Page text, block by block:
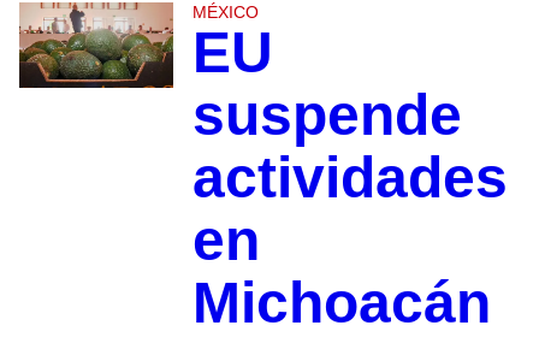
MÉXICO
EU
suspende
actividades
en
Michoacán